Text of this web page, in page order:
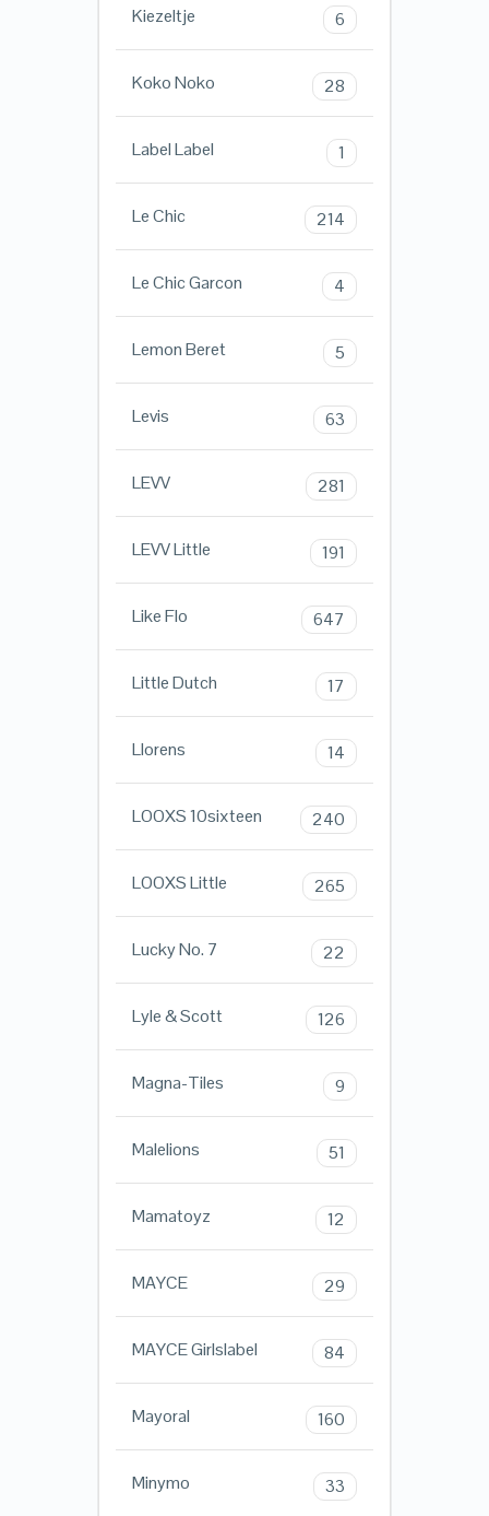
Kiezeltje 6
Koko Noko 28
Label Label 1
Le Chic 214
Le Chic Garcon 4
Lemon Beret 5
Levis 63
LEVV 281
LEVV Little 191
Like Flo 647
Little Dutch 17
Llorens 14
LOOXS 10sixteen 240
LOOXS Little 265
Lucky No. 7 22
Lyle & Scott 126
Magna-Tiles 9
Malelions 51
Mamatoyz 12
MAYCE 29
MAYCE Girlslabel 84
Mayoral 160
Minymo 33